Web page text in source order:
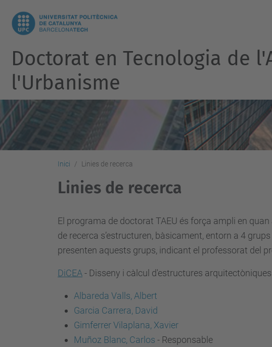
Doctorat en Tecnologia de
l'Urbanisme
Inici Linies de recerca
Linies de recerca
El programa de doctorat TAEU és força ampli en
de recerca s’estructuren, bàsicament, entorn a 4
presenten aquests grups, indicant el professorat del
DiCEA- Disseny i càlcul d'estructures
Albareda Valls, Albert
Garcia Carrera, David
Gimferrer Vilaplana, Xavier
Muñoz Blanc, Carlos - Responsable